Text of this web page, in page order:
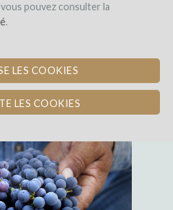
pouvez consulter la
.
LES COOKIES
LES COOKIES
sur
PLATEFORME DE
EXPERTE DU VIN